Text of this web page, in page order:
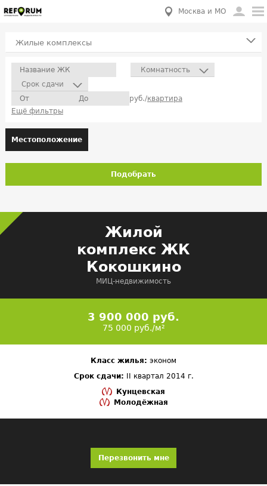
Москва и МО
Жилые комплексы
Комнатность
Срок сдачи
руб./квартира
Ещё фильтры
Местоположение
Подобрать
Жилой
комплекс ЖК
Кокошкино
МИЦ-недвижимость
3 900 000 руб.
75 000 руб./м²
Класс жилья: эконом
Срок сдачи: II квартал 2014 г.
Кунцевская
Молодёжная
Перезвонить мне